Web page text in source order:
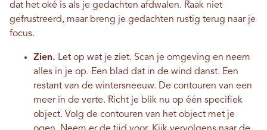
dat het oké is als je gedachten afdwalen. Raak niet
gefrustreerd, maar breng je gedachten rustig terug naar je
focus.
Zien. Let op wat je ziet. Scan je omgeving en neem
alles in je op. Een blad dat in de wind danst. Een
restant van de wintersneeuw. De contouren van een
meer in de verte. Richt je blik nu op één specifiek
object. Volg de contouren van het object met je